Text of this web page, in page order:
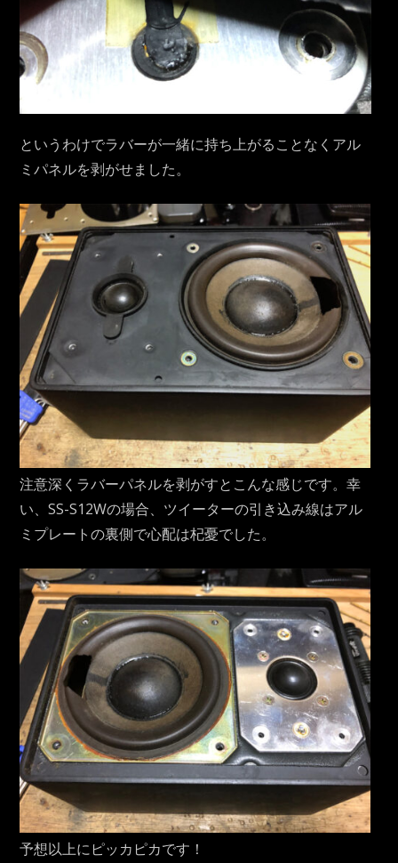
というわけでラバーが一緒に持ち上がることなくアル
ミパネルを剥がせました。
注意深くラバーパネルを剥がすとこんな感じです。幸
い、SS-S12Wの場合、ツイーターの引き込み線はアル
ミプレートの裏側で心配は杞憂でした。
予想以上にピッカピカです！